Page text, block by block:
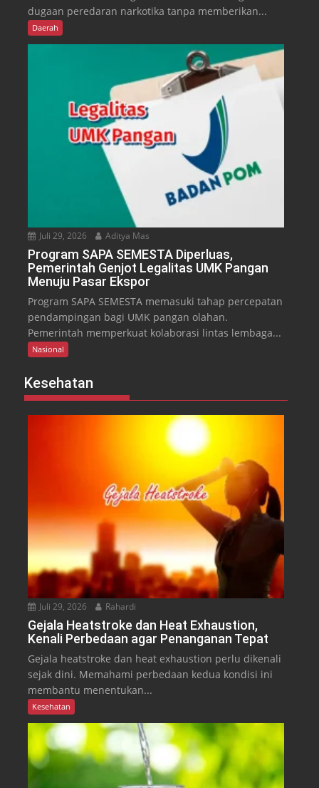
dugaan peredaran narkotika tanpa memberikan...
Daerah
Juli 29, 2026 Aditya Mas
Program SAPA SEMESTA Diperluas,
Pemerintah Genjot Legalitas UMK Pangan
Menuju Pasar Ekspor
Program SAPA SEMESTA memasuki tahap percepatan
pendampingan bagi UMK pangan olahan.
Pemerintah memperkuat kolaborasi lintas lembaga...
Nasional
Kesehatan
Juli 29, 2026 Rahardi
Gejala Heatstroke dan Heat Exhaustion,
Kenali Perbedaan agar Penanganan Tepat
Gejala heatstroke dan heat exhaustion perlu dikenali
sejak dini. Memahami perbedaan kedua kondisi ini
membantu menentukan...
Kesehatan